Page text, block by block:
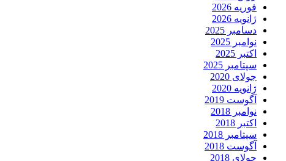
فوریه 2026
ژانویه 2026
دسامبر 2025
نوامبر 2025
اکتبر 2025
سپتامبر 2025
جولای 2020
ژانویه 2020
آگوست 2019
نوامبر 2018
اکتبر 2018
سپتامبر 2018
آگوست 2018
جولای 2018